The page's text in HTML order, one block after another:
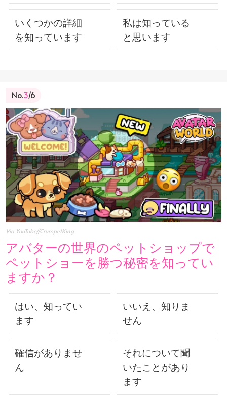
いくつかの詳細
を知っています
私は知っている
と思います
No.3/6
Via YouTube//CrumpetKing
アバターの世界のペットショップで
ペットショーを勝つ秘密を知ってい
ますか？
はい、知ってい
ます
いいえ、知りま
せん
確信がありませ
ん
それについて聞
いたことがあり
ます